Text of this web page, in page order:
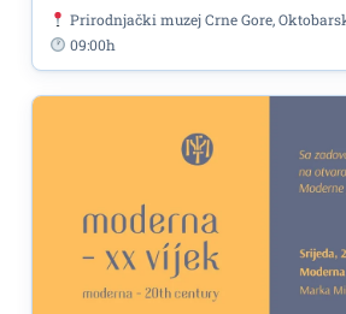
Prirodnjački muzej Crne Gore,
09:00h